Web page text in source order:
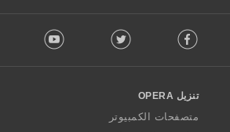
o
w
O
Facebook
Twitter
Youtube
تنزيل OPERA
متصفحات الكمبيوتر